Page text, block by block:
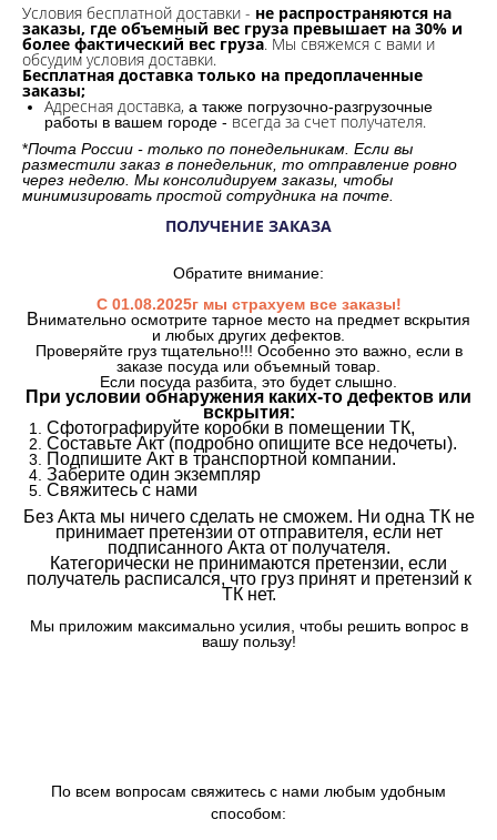
Условия бесплатной доставки - не распространяются на
заказы, где объемный вес груза превышает на 30% и
более фактический вес груза. Мы свяжемся с вами и
обсудим условия доставки.
Бесплатная доставка только на предоплаченные
заказы;
Адресная доставка, а также погрузочно-разгрузочные
работы в вашем городе - всегда за счет получателя.
*Почта России - только по понедельникам. Если вы
разместили заказ в понедельник, то отправление ровно
через неделю. Мы консолидируем заказы, чтобы
минимизировать простой сотрудника на почте.
ПОЛУЧЕНИЕ ЗАКАЗА
Обратите внимание:
С 01.08.2025г мы страхуем все заказы!
Внимательно осмотрите тарное место на предмет вскрытия
и любых других дефектов.
Проверяйте груз тщательно!!! Особенно это важно, если в
заказе посуда или объемный товар.
Если посуда разбита, это будет слышно.
При условии обнаружения каких-то дефектов или
вскрытия:
Сфотографируйте коробки в помещении ТК,
Составьте Акт (подробно опишите все недочеты).
Подпишите Акт в транспортной компании.
Заберите один экземпляр
Свяжитесь с нами
Без Акта мы ничего сделать не сможем. Ни одна ТК не
принимает претензии от отправителя, если нет
подписанного Акта от получателя.
Категорически не принимаются претензии, если
получатель расписался, что груз принят и претензий к
ТК нет.
Мы приложим максимально усилия, чтобы решить вопрос в
вашу пользу!
По всем вопросам свяжитесь с нами любым удобным
способом: